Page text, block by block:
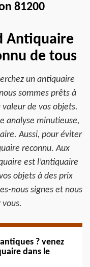
81200
Antiquaire
de tous
un antiquaire
sommes prêts à
de vos objets.
analyse minutieuse,
Aussi, pour éviter
reconnu. Aux
est l’antiquaire
objets à des prix
nous signes et nous
? venez
dans le